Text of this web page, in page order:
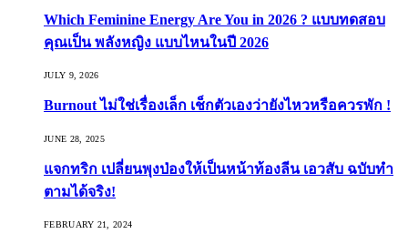
Which Feminine Energy Are You in 2026 ? แบบทดสอบ
คุณเป็น พลังหญิง แบบไหนในปี 2026
JULY 9, 2026
Burnout ไม่ใช่เรื่องเล็ก เช็กตัวเองว่ายังไหวหรือควรพัก !
JUNE 28, 2025
แจกทริก เปลี่ยนพุงป่องให้เป็นหน้าท้องลีน เอวสับ ฉบับทำ
ตามได้จริง!
FEBRUARY 21, 2024